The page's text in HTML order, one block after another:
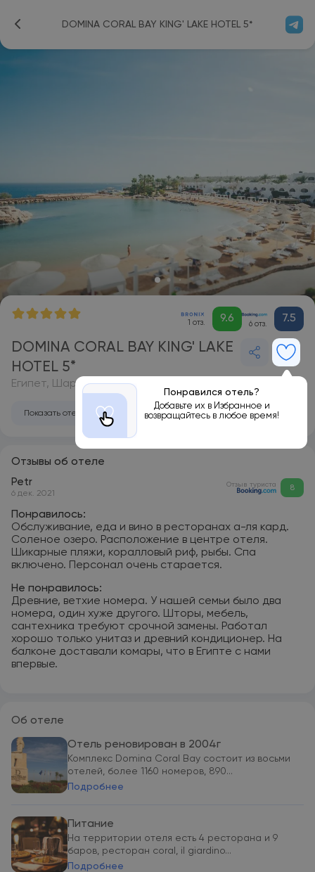
DOMINA CORAL BAY KING' LAKE HOTEL 5*
1 отз. 9.6 6 отз. 7.5
DOMINA CORAL BAY KING' LAKE
HOTEL 5*
Понравился отель?
Добавьте их в Избранное и
возвращайтесь в любое время!
Египет, Шарм-эль-Шейх
Показать отель на карте
Отзывы об отеле
Petr
6 дек. 2021
Отзыв туриста 8
Понравилось:
Обслуживание, еда и вино в ресторанах а-ля кард.
Соленое озеро. Расположение в центре отеля.
Шикарные пляжи, коралловый риф, рыбы. Спа
включено. Персонал очень старается.
Не понравилось:
Древние, ветхие номера. У нашей семьи было два
номера, один хуже другого. Шторы, мебель,
сантехника требуют срочной замены. Работал
хорошо только унитаз и древний кондиционер. На
балконе доставали комары, что в Египте с нами
впервые.
Об отеле
Отель реновирован в 2004г
Комплекс Domina Coral Bay состоит из восьми
отелей, более 1160 номеров, 890...
Подробнее
Питание
На территории отеля есть 4 ресторана и 9
баров, ресторан coral, il giardino...
Подробнее